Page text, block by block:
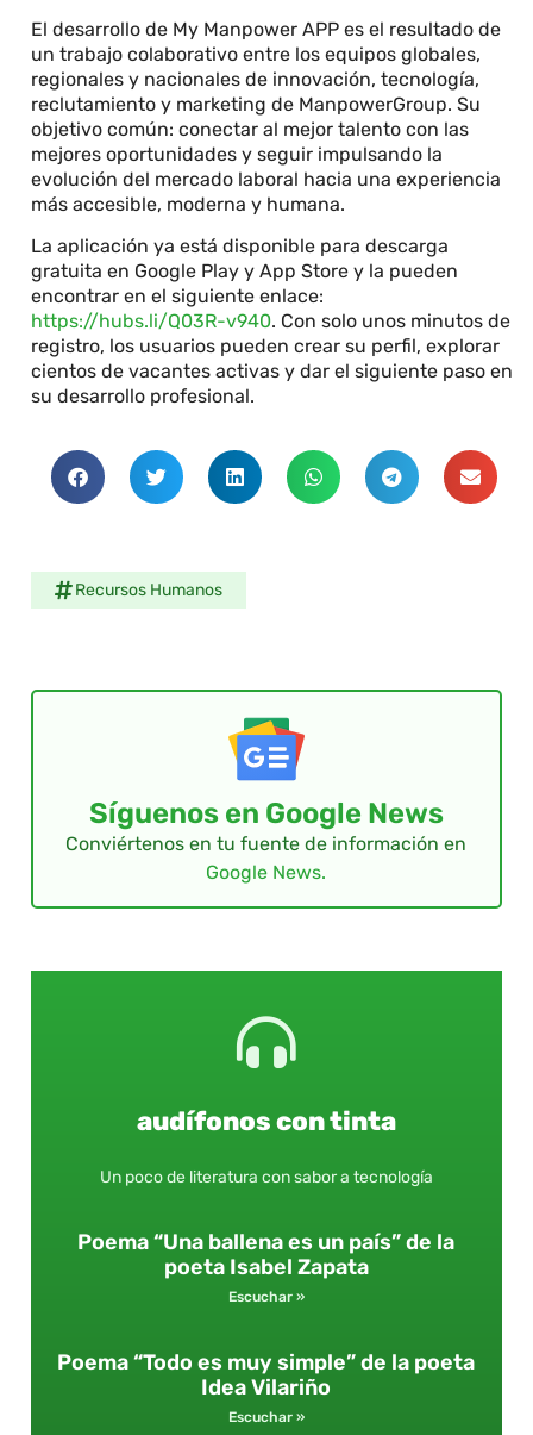
El desarrollo de My Manpower APP es el resultado de
un trabajo colaborativo entre los equipos globales,
regionales y nacionales de innovación, tecnología,
reclutamiento y marketing de ManpowerGroup. Su
objetivo común: conectar al mejor talento con las
mejores oportunidades y seguir impulsando la
evolución del mercado laboral hacia una experiencia
más accesible, moderna y humana.
La aplicación ya está disponible para descarga
gratuita en Google Play y App Store y la pueden
encontrar en el siguiente enlace:
https://hubs.li/Q03R-v940. Con solo unos minutos de
registro, los usuarios pueden crear su perfil, explorar
cientos de vacantes activas y dar el siguiente paso en
su desarrollo profesional.
Recursos Humanos
Síguenos en Google News
Conviértenos en tu fuente de información en
Google News.
audífonos con tinta
Un poco de literatura con sabor a tecnología
Poema “Una ballena es un país” de la
poeta Isabel Zapata
Escuchar »
Poema “Todo es muy simple” de la poeta
Idea Vilariño
Escuchar »